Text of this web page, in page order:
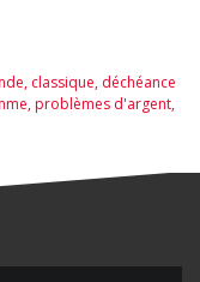
, classique, déchéance
,problèmes d'argent,